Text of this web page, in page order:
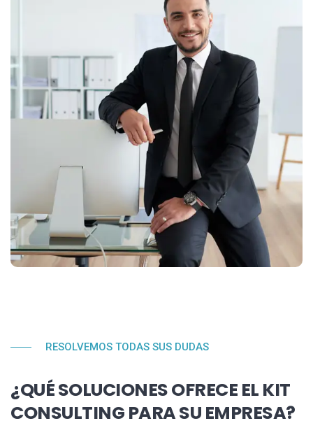
RESOLVEMOS TODAS SUS DUDAS
¿QUÉ SOLUCIONES OFRECE EL KIT
CONSULTING PARA SU EMPRESA?